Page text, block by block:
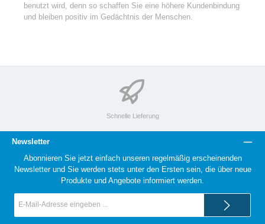
benutzt wird, denn so schaffen Sie eine höhere Kundenbindung
und bleiben positiv im Gedächtnis der Menschen.
Schnelle Lieferung
Newsletter
Abonnieren Sie jetzt einfach unseren regelmäßig erscheinenden
Newsletter und Sie werden stets unter den Ersten sein, die über neue
Produkte und Angebote informiert werden.